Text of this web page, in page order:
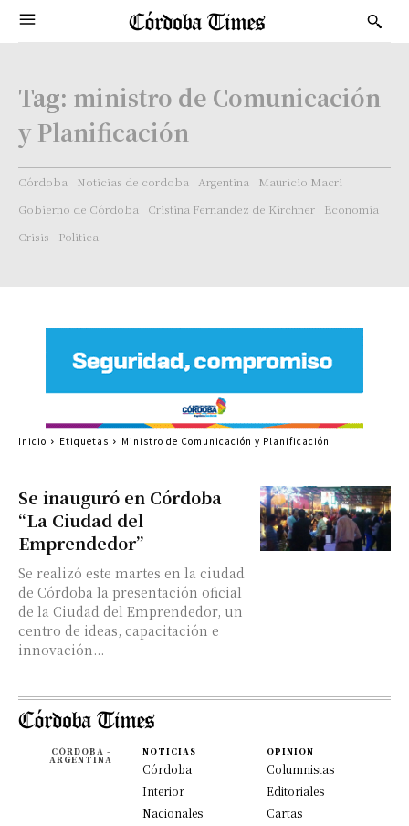
Tag: ministro de Comunicación
y Planificación
Córdoba Noticias de cordoba Argentina
Mauricio Macri
Gobierno de Córdoba
Cristina Fernandez de Kirchner
Economía
Crisis
Politica
Se inauguró en Córdoba
“La Ciudad del
Emprendedor”
Se realizó este martes en la ciudad
de Córdoba la presentación oficial
de la Ciudad del Emprendedor, un
centro de ideas, capacitación e
innovación...
Inicio Etiquetas Ministro de Comunicación y Planificación
CÓRDOBA -
ARGENTINA
NOTICIAS
Córdoba
Interior
Nacionales
OPINION
Columnistas
Editoriales
Cartas